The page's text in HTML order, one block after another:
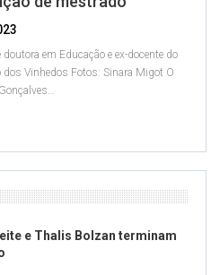
em Educação e ex-docente do
dos Vinhedos Fotos: Sinara Migot O
…
e Thalis Bolzan terminam